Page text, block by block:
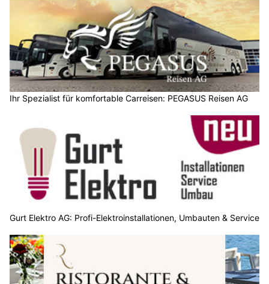
Ihr Spezialist für komfortable Carreisen: PEGASUS Reisen AG
Gurt Elektro AG: Profi-Elektroinstallationen, Umbauten & Service